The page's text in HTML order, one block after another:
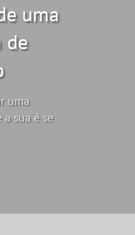
uma
de
uma
sua é se